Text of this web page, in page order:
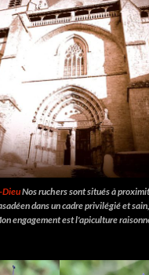
DieuNos ruchers sont situés à
dans un cadre privilégié et
engagement est l'apiculture